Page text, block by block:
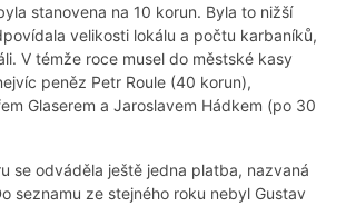
stanovena na 10 korun. Byla to nižší
velikosti lokálu a počtu karbaníků,
V témže roce musel do městské kasy
peněz Petr Roule (40 korun),
Glaserem a Jaroslavem Hádkem (po 30
se odváděla ještě jedna platba, nazvaná
seznamu ze stejného roku nebyl Gustav